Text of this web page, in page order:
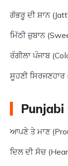
ਗੱਭਰੂ ਦੀ ਸ਼ਾਨ
ਮਿੱਠੀ ਜ਼ੁਬਾਨ
ਰੰਗੀਲਾ ਪੰਜਾਬ
ਸੂਹਣੀ ਸਿਰਜਣਹਾਰ
ਆਪਣੇ ਤੇ ਮਾਣ
ਦਿਲ ਦੀ ਸੋਚ